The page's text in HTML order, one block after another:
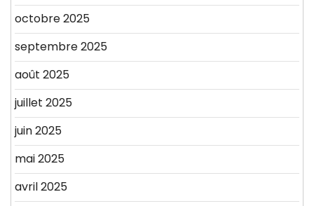
octobre 2025
septembre 2025
août 2025
juillet 2025
juin 2025
mai 2025
avril 2025